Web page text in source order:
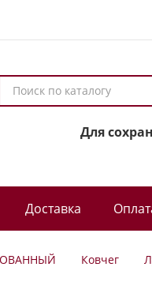
Для
Доставка
Ковчег